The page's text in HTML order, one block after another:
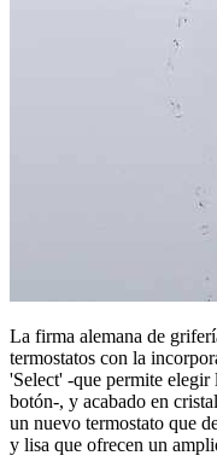
La firma alemana de
termostatos con la
'Select' -que permite elegir
botón-, y acabado en
un nuevo termostato que
y lisa que ofrecen un